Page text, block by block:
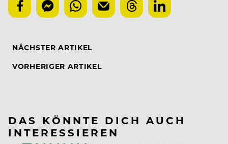
NÄCHSTER ARTIKEL
VORHERIGER ARTIKEL
DAS KÖNNTE DICH AUCH
INTERESSIEREN